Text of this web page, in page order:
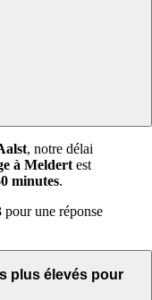
, notre délai
à Meldert est
minutes.
pour une réponse
plus élevés pour